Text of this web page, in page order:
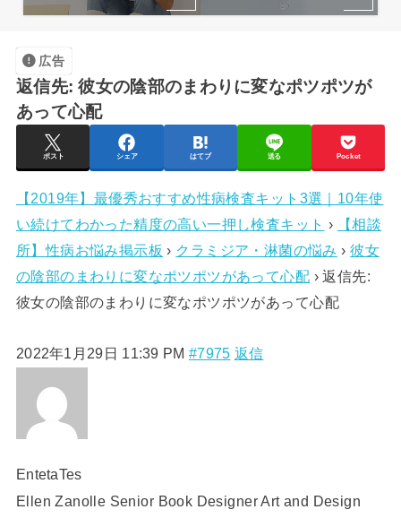
広告
返信先: 彼女の陰部のまわりに変なポツポツが
あって心配
ポスト シェア はてブ 送る Pocket
【2019年】最優秀おすすめ性病検査キット3選｜10年使
い続けてわかった精度の高い一押し検査キット ›
【相談
所】性病お悩み掲示板 › クラミジア・淋菌の悩み › 彼女
の陰部のまわりに変なポツポツがあって心配 › 返信先:
彼女の陰部のまわりに変なポツポツがあって心配
2022年1月29日 11:39 PM #7975 返信
EntetaTes
Ellen Zanolle Senior Book Designer Art and Design